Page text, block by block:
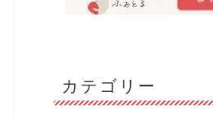
カテゴリー